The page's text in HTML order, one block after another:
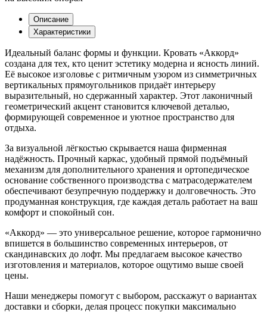
Описание
Характеристики
Идеальный баланс формы и функции. Кровать «Аккорд»
создана для тех, кто ценит эстетику модерна и ясность линий.
Её высокое изголовье с ритмичным узором из симметричных
вертикальных прямоугольников придаёт интерьеру
выразительный, но сдержанный характер. Этот лаконичный
геометрический акцент становится ключевой деталью,
формирующей современное и уютное пространство для
отдыха.
За визуальной лёгкостью скрывается наша фирменная
надёжность. Прочный каркас, удобный прямой подъёмный
механизм для дополнительного хранения и ортопедическое
основание собственного производства с матрасодержателем
обеспечивают безупречную поддержку и долговечность. Это
продуманная конструкция, где каждая деталь работает на ваш
комфорт и спокойный сон.
«Аккорд» — это универсальное решение, которое гармонично
впишется в большинство современных интерьеров, от
скандинавских до лофт. Мы предлагаем высокое качество
изготовления и материалов, которое ощутимо выше своей
цены.
Наши менеджеры помогут с выбором, расскажут о вариантах
доставки и сборки, делая процесс покупки максимально